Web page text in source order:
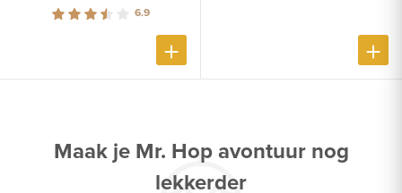
6.9
Maak je Mr. Hop avontuur nog
lekkerder